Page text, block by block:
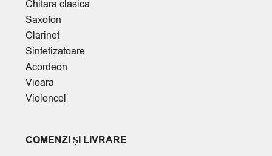
Chitara clasica
Saxofon
Clarinet
Sintetizatoare
Acordeon
Vioara
Violoncel
COMENZI ȘI LIVRARE